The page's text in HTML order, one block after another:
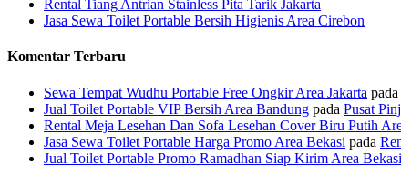
Rental Tiang Antrian Stainless Pita Tarik Jakarta
Jasa Sewa Toilet Portable Bersih Higienis Area Cirebon
Komentar Terbaru
Sewa Tempat Wudhu Portable Free Ongkir Area Jakarta pada
Jual Toilet Portable VIP Bersih Area Bandung pada Pusat
Rental Meja Lesehan Dan Sofa Lesehan Cover Biru Putih
Jasa Sewa Toilet Portable Harga Promo Area Bekasi pada
Jual Toilet Portable Promo Ramadhan Siap Kirim Area Bekasi